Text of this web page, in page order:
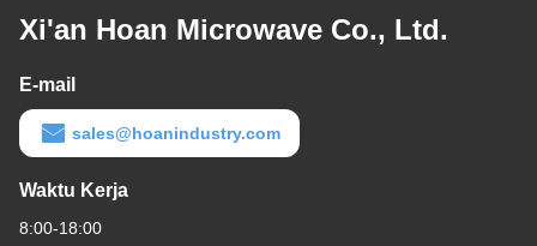
Xi'an Hoan Microwave Co., Ltd.
E-mail
sales@hoanindustry.com
Waktu Kerja
8:00-18:00